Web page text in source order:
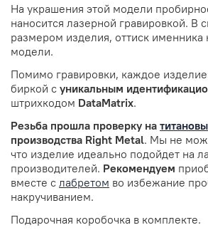
На украшения этой модели
наносится лазерной гравировкой. В
размером изделия, оттиск именника
модели.
Помимо гравировки, каждое
биркой с уникальным
штрихкодом DataMatrix.
Резьба прошла проверку на
производства Right Metal. Мы не
что изделие идеально подойдет на
производителей. Рекомендуем
вместе с лабретом во избежание
накручиванием.
Подарочная коробочка в комплекте.